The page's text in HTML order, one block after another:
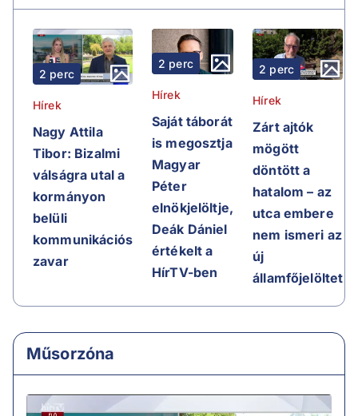
2 perc
Hírek
Nagy Attila
Tibor: Bizalmi
válságra utal a
kormányon
belüli
kommunikációs
zavar
2 perc
Hírek
Saját táborát
is megosztja
Magyar
Péter
elnökjelöltje,
Deák Dániel
értékelt a
HírTV-ben
2 perc
Hírek
Zárt ajtók
mögött
döntött a
hatalom – az
utca embere
nem ismeri az
új
államfőjelöltet
Műsorzóna